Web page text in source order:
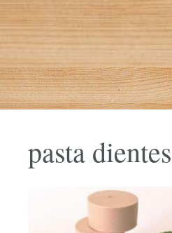
Saltar
pasta